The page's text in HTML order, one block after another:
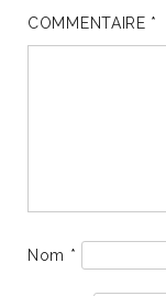
COMMENTAIRE *
Nom *